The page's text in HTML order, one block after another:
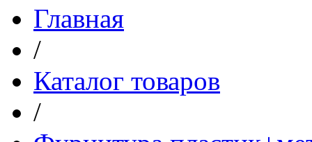
Главная
/
Каталог товаров
/